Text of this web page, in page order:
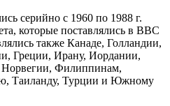
серийно с 1960 по 1988 г.
которые поставлялись в ВВС
также Канаде, Голландии,
Греции, Ирану, Иордании,
Филиппинам,
Таиланду, Турции и Южному